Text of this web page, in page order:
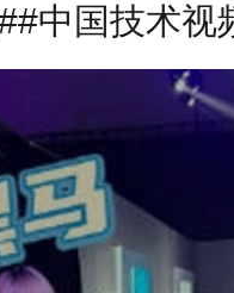
中国技术视